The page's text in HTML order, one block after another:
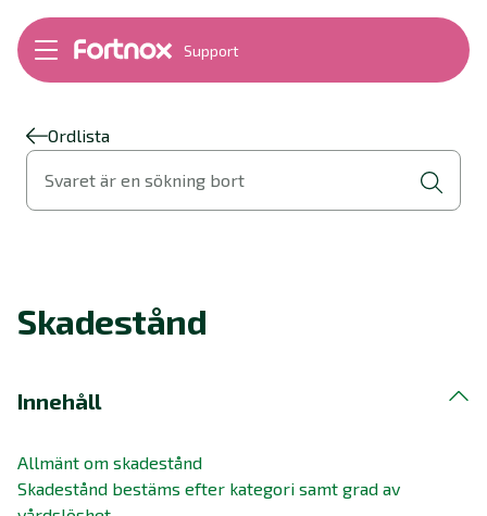
Support
Bokföring
Fakturering
Byt till Fortnox
Felsökning
Support Play
Ordlista
Svaret är en sökning bort
Skadestånd
Innehåll
Allmänt om skadestånd
Skadestånd bestäms efter kategori samt grad av